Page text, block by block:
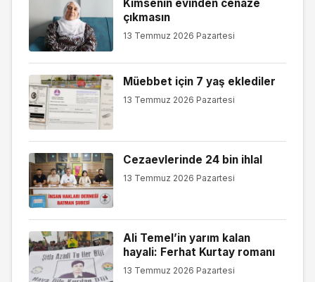
Kimsenin evinden cenaze
çıkmasın
13 Temmuz 2026 Pazartesi
Müebbet için 7 yaş eklediler
13 Temmuz 2026 Pazartesi
Cezaevlerinde 24 bin ihlal
13 Temmuz 2026 Pazartesi
Ali Temel’in yarım kalan
hayali: Ferhat Kurtay romanı
13 Temmuz 2026 Pazartesi